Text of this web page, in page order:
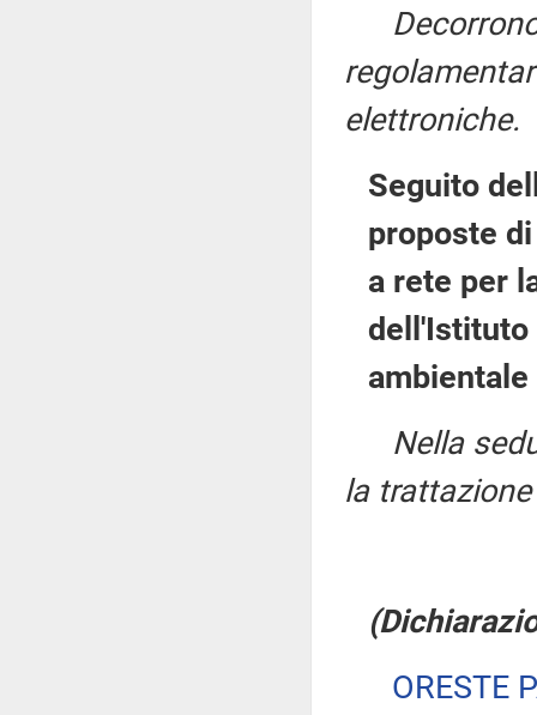
elettroniche.
Seguito
proposte
a rete per
dell'Istituto
Nella
la
ORESTE